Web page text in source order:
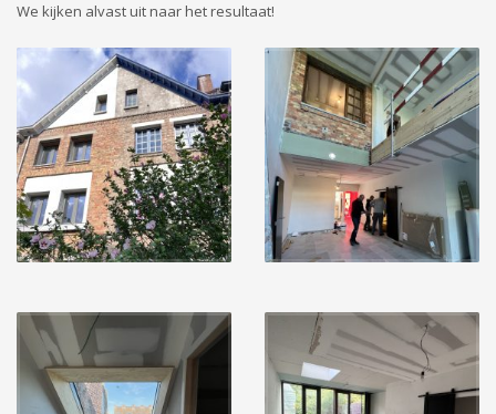
We kijken alvast uit naar het resultaat!